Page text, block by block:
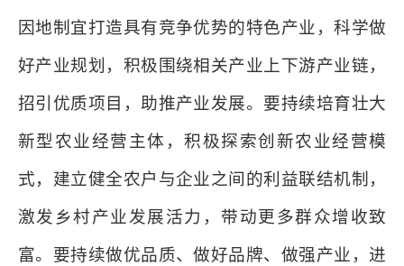
因地制宜打造具有竞争优势的特色产业，科学做
好产业规划，积极围绕相关产业上下游产业链，
招引优质项目，助推产业发展。要持续培育壮大
新型农业经营主体，积极探索创新农业经营模
式，建立健全农户与企业之间的利益联结机制，
激发乡村产业发展活力，带动更多群众增收致
富。要持续做优品质、做好品牌、做强产业，进